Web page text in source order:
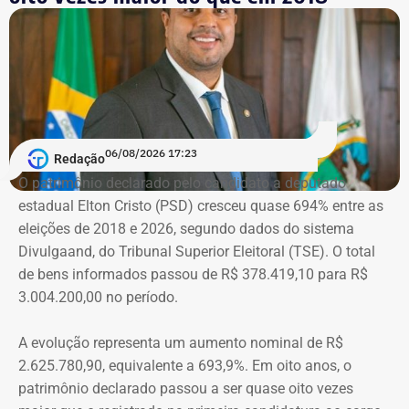
tornou conhecida do público ao filmar as agressões que
sofria do ex-marido, o empresário e ex-diplomata Sérgio
Schiller Thompson-Flores. Em setembro do ano seguinte,
a Justiça do Rio o condenou a três anos de prisão em
regime semiaberto.
Em conversa com o TEMPO REAL RJ, Cristiane analisa o
que ainda falta às mulheres na hora de denunciar os
companheiros por violência doméstica.
“Creio que duas coisas ainda impedem as mulheres de
seguirem adiante nesta batalha. A vergonha e o medo.
Porque é necessário ter mais do que coragem para seguir
adiante no enfrentamento à violência doméstica. Pois
primeiro é o temor de continuar viva e estar ao lado do
agressor. E o outro é o que vai acontecer com ela depois
que a denúncia for feita. Afinal, há o receio que alguma
Redação06/08/2026 17:23
O patrimônio declarado pelo candidato a deputado
estadual Elton Cristo (PSD) cresceu quase 694% entre as
eleições de 2018 e 2026, segundo dados do sistema
Divulgaand, do Tribunal Superior Eleitoral (TSE). O total
de bens informados passou de R$ 378.419,10 para R$
3.004.200,00 no período.
A evolução representa um aumento nominal de R$
2.625.780,90, equivalente a 693,9%. Em oito anos, o
patrimônio declarado passou a ser quase oito vezes